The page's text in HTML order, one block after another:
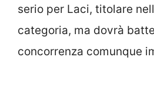
serio per Laci, titolare
categoria, ma dovrà
concorrenza comunque